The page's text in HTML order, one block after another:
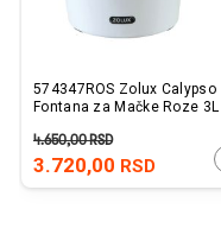
574347ROS Zolux Calypso
Fontana za Mačke Roze 3L
3.720,00 RSD
4.650,00RSD